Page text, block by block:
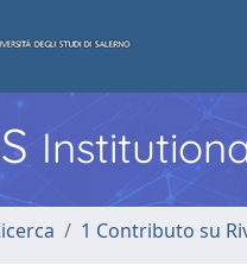
1 Contributo su